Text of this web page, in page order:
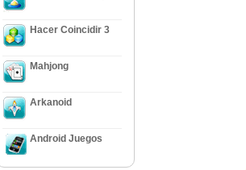
Hacer Coincidir 3
Mahjong
Arkanoid
Android Juegos